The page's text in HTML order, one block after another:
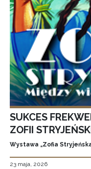
SUKCES
ZOFII
Wystawa „Zofia
23 maja, 2026